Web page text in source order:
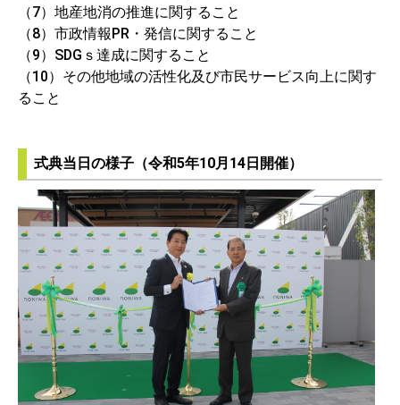
（7）地産地消の推進に関すること
（8）市政情報PR・発信に関すること
（9）SDGｓ達成に関すること
（10）その他地域の活性化及び市民サービス向上に関す
ること
式典当日の様子（令和5年10月14日開催）